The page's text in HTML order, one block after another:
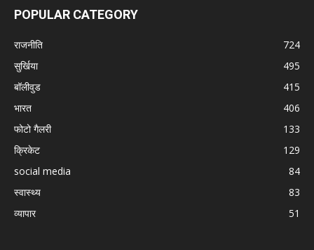
POPULAR CATEGORY
राजनीति
724
सुर्खिया
495
बॉलीवुड
415
भारत
406
फोटो गैलरी
133
क्रिकेट
129
social media
84
स्वास्थ्य
83
व्यापार
51